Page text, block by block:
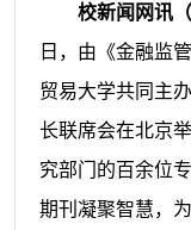
校新闻网讯
日，由《金融监
贸易大学共同主
长联席会在北京
究部门的百余位
期刊凝聚智慧，